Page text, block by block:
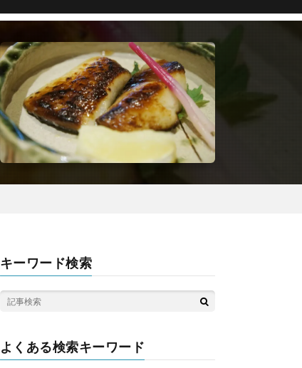
キーワード検索
よくある検索キーワード